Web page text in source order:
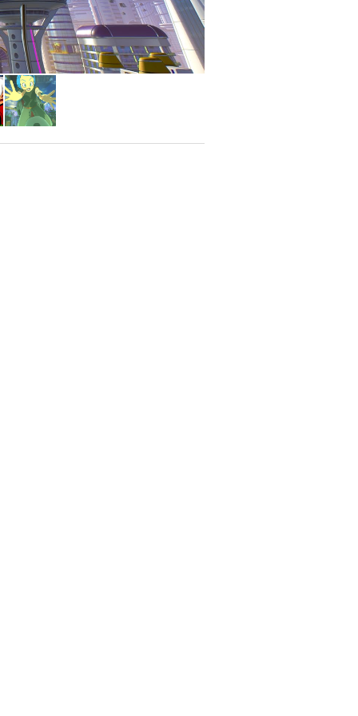
partículas de luz y sombras en
anteriores para abrazar un
a lo visto en producciones de alto
han sido refinados para ser
que plagaba a los títulos
pequeño "hub" cerrado a una
masiva y tecnológica que
historias profundas y secretos que
personajes o efectos de partículas
de rendimiento que alcance los
La retroalimentación háptica
imposible en generaciones previas.
la posición de los enemigos en
técnicas de carga instantánea
permitiendo que la acción nunca se